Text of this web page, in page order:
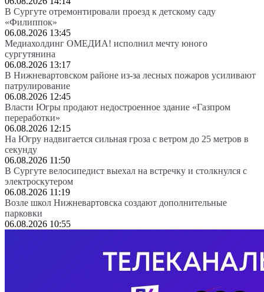
В Сургуте отремонтировали проезд к детскому саду
«Филиппок»
06.08.2026 13:45
Медиахолдинг ОМЕДИА! исполнил мечту юного
сургутянина
06.08.2026 13:17
В Нижневартовском районе из-за лесных пожаров усиливают
патрулирование
06.08.2026 12:45
Власти Югры продают недостроенное здание «Газпром
переработки»
06.08.2026 12:15
На Югру надвигается сильная гроза с ветром до 25 метров в
секунду
06.08.2026 11:50
В Сургуте велосипедист выехал на встречку и столкнулся с
электроскутером
06.08.2026 11:19
Возле школ Нижневартовска создают дополнительные
парковки
06.08.2026 10:55